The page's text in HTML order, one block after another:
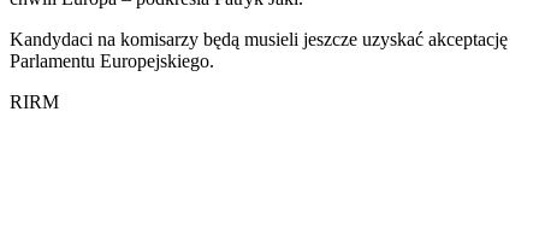
Kandydaci na komisarzy będą musieli jeszcze uzyskać akceptację
Parlamentu Europejskiego.
RIRM